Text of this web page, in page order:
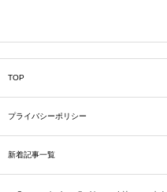
TOP
プライバシーポリシー
新着記事一覧